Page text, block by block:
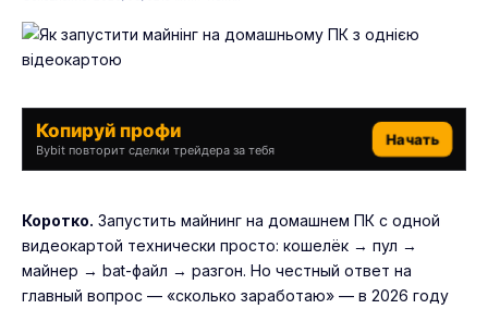
Копируй профи
Bybit повторит сделки трейдера за тебя
Начать
Коротко. Запустить майнинг на домашнем ПК с одной
видеокартой технически просто: кошелёк → пул →
майнер → bat-файл → разгон. Но честный ответ на
главный вопрос — «сколько заработаю» — в 2026 году